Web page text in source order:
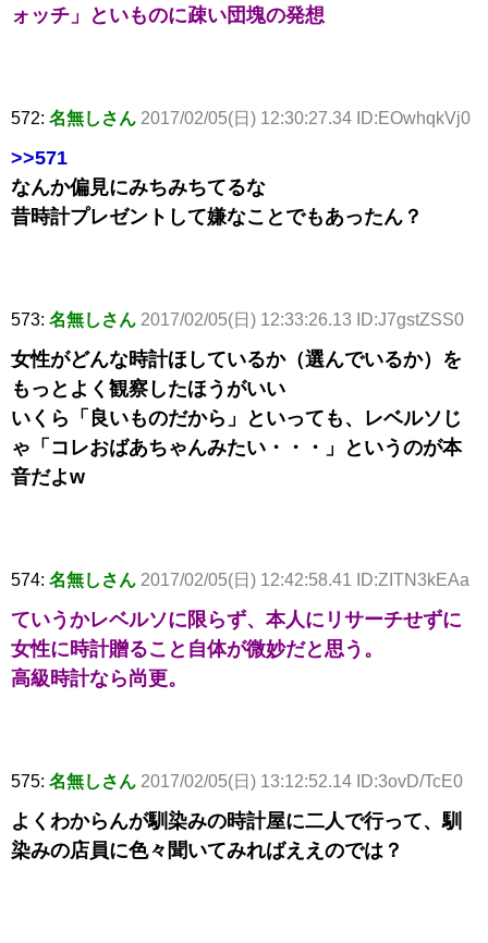
ォッチ」といものに疎い団塊の発想
572: 名無しさん 2017/02/05(日) 12:30:27.34 ID:EOwhqkVj0
>>571
なんか偏見にみちみちてるな
昔時計プレゼントして嫌なことでもあったん？
573: 名無しさん 2017/02/05(日) 12:33:26.13 ID:J7gstZSS0
女性がどんな時計ほしているか（選んでいるか）を
もっとよく観察したほうがいい
いくら「良いものだから」といっても、レベルソじ
ゃ「コレおばあちゃんみたい・・・」というのが本
音だよw
574: 名無しさん 2017/02/05(日) 12:42:58.41 ID:ZITN3kEAa
ていうかレベルソに限らず、本人にリサーチせずに
女性に時計贈ること自体が微妙だと思う。
高級時計なら尚更。
575: 名無しさん 2017/02/05(日) 13:12:52.14 ID:3ovD/TcE0
よくわからんが馴染みの時計屋に二人で行って、馴
染みの店員に色々聞いてみればええのでは？